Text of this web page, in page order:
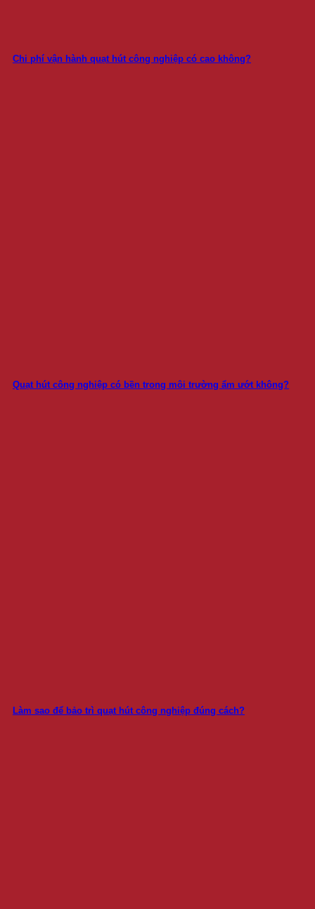
Chi phí vận hành quạt hút công nghiệp có cao không?
Quạt hút công nghiệp có bền trong môi trường ẩm ướt không?
Làm sao để bảo trì quạt hút công nghiệp đúng cách?